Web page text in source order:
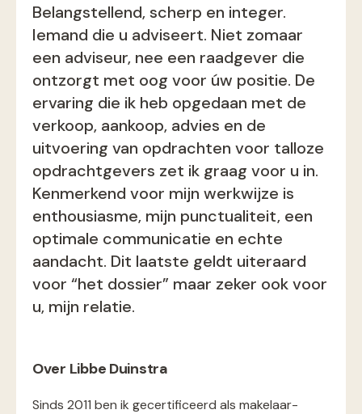
Belangstellend, scherp en integer.
Iemand die u adviseert. Niet zomaar
een adviseur, nee een raadgever die
ontzorgt met oog voor úw positie. De
ervaring die ik heb opgedaan met de
verkoop, aankoop, advies en de
uitvoering van opdrachten voor talloze
opdrachtgevers zet ik graag voor u in.
Kenmerkend voor mijn werkwijze is
enthousiasme, mijn punctualiteit, een
optimale communicatie en echte
aandacht. Dit laatste geldt uiteraard
voor “het dossier” maar zeker ook voor
u, mijn relatie.
Over Libbe Duinstra
Sinds 2011 ben ik gecertificeerd als makelaar-